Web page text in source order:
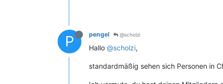
P pengel @scholzi
Hallo @scholzi,
standardmäßig sehen sich Personen in